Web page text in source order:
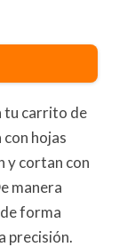
tu carrito de
hojas
y cortan con
manera
forma
precisión.